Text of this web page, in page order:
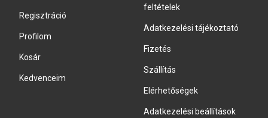
Regisztráció
Profilom
Kosár
Kedvenceim
feltételek
Adatkezelési tájékoztató
Fizetés
Szállítás
Elérhetőségek
Adatkezelési beállítások